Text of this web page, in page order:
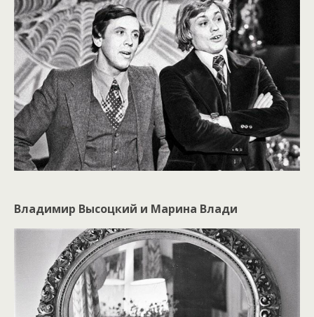
Владимир Высоцкий и Марина Влади